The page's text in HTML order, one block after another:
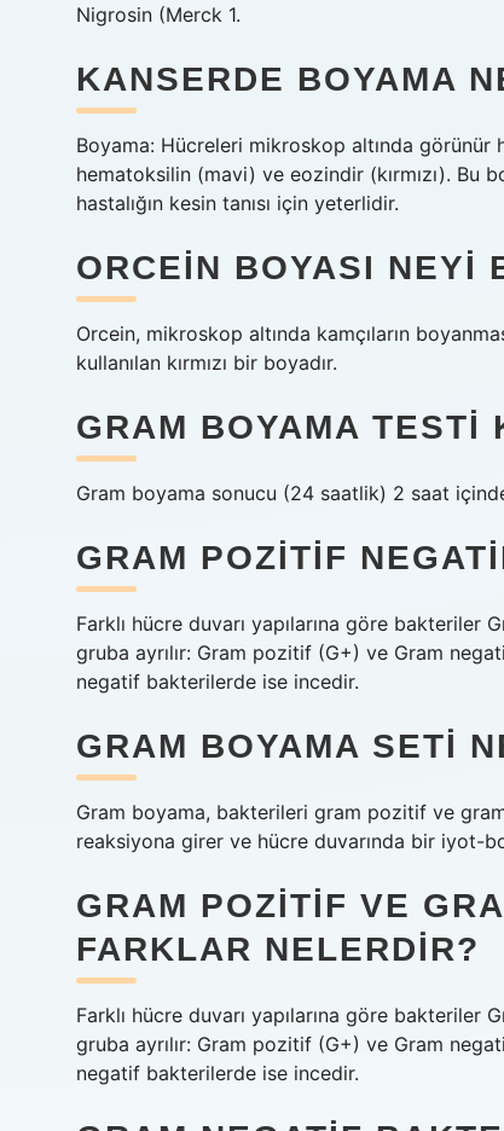
Nigrosin (Merck 1.
KANSERDE BOYAMA
Boyama: Hücreleri mikroskop altında görünür
hematoksilin (mavi) ve eozindir (kırmızı). Bu
hastalığın kesin tanısı için yeterlidir.
ORCEIN BOYASI NEYI
Orcein, mikroskop altında kamçıların
kullanılan kırmızı bir boyadır.
GRAM BOYAMA TESTI
Gram boyama sonucu (24 saatlik) 2 saat
GRAM POZITIF
Farklı hücre duvarı yapılarına göre
gruba ayrılır: Gram pozitif (G+) ve Gram
negatif bakterilerde ise incedir.
GRAM BOYAMA SETI
Gram boyama, bakterileri gram pozitif ve
reaksiyona girer ve hücre duvarında bir iyot-
GRAM POZITIF VE
FARKLAR NELERDIR?
Farklı hücre duvarı yapılarına göre
gruba ayrılır: Gram pozitif (G+) ve Gram
negatif bakterilerde ise incedir.